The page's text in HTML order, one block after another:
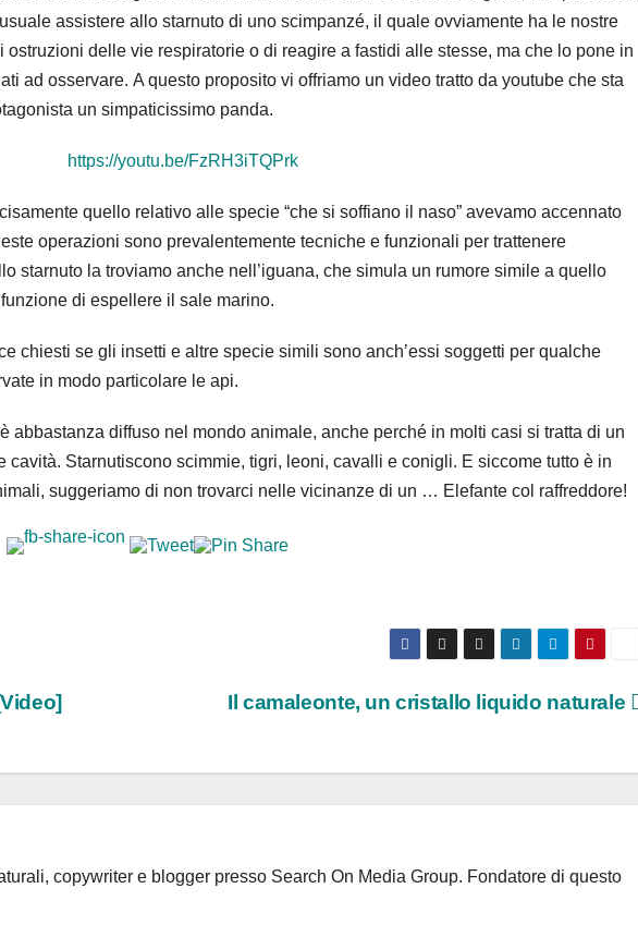
assistere allo starnuto di uno scimpanzé, il quale ovviamente ha le nostre
delle vie respiratorie o di reagire a fastidi alle stesse, ma che lo pone in
ad osservare. A questo proposito vi offriamo un video tratto da youtube che sta
un simpaticissimo panda.
https://youtu.be/FzRH3iTQPrk
quello relativo alle specie “che si soffiano il naso” avevamo accennato
operazioni sono prevalentemente tecniche e funzionali per trattenere
starnuto la troviamo anche nell’iguana, che simula un rumore simile a quello
di espellere il sale marino.
chiesti se gli insetti e altre specie simili sono anch’essi soggetti per qualche
in modo particolare le api.
abbastanza diffuso nel mondo animale, anche perché in molti casi si tratta di un
cavità. Starnutiscono scimmie, tigri, leoni, cavalli e conigli. E siccome tutto è in
suggeriamo di non trovarci nelle vicinanze di un … Elefante col raffreddore!
Il camaleonte, un cristallo liquido naturale
copywriter e blogger presso Search On Media Group. Fondatore di questo